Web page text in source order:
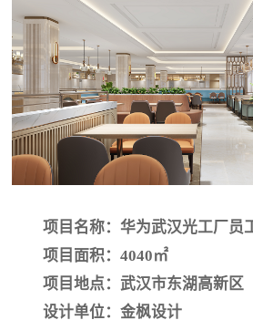
项目名称：华为武汉光工厂员
项目面积：4040㎡
项目地点：武汉市东湖高新区
设计单位：金枫设计